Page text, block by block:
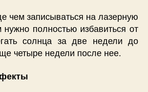
чем записываться на лазерную
полностью избавиться от
солнца за две недели до
четыре недели после нее.